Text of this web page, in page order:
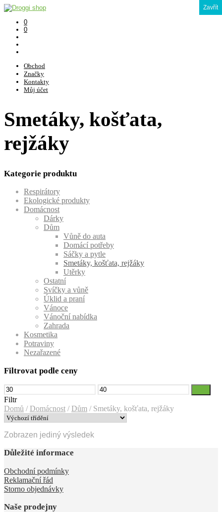
0
0
Obchod
Značky
Kontakty
Můj účet
Smetáky, košťata,
rejžáky
Kategorie produktu
Respirátory
Ekologické produkty
Domácnost
Dárky
Dům
Vůně do auta
Domácí potřeby
Sáčky a pytle
Smetáky, košťata, rejžáky
Utěrky
Ostatní
Svíčky a vůně
Úklid a praní
Vánoce
Vánoční nabídka
Zahrada
Kosmetika
Potraviny
Nezařazené
Filtrovat podle ceny
Minimální
cena
Maximální
cena
Filtr
Domů / Domácnost / Dům /Smetáky, košťata, rejžáky
Zobrazen jediný výsledek
Důležité informace
Obchodní podmínky
Reklamační řád
Storno objednávky
Naše prodejny
Zavřít